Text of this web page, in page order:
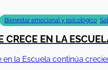
Bienestar emocional y psicológico,
CRECE EN LA
en la Escuela continúa